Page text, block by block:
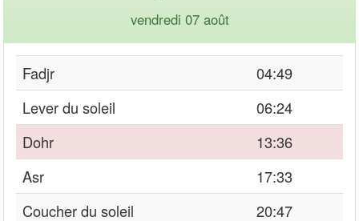
vendredi 07 août
Fadjr
04:49
Lever du soleil
06:24
Dohr
13:36
Asr
17:33
Coucher du soleil
20:47